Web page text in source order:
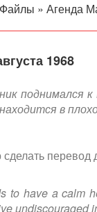
Файлы » Агенда
1968
поднимался
в
перевод
to have a calm
undiscouraged